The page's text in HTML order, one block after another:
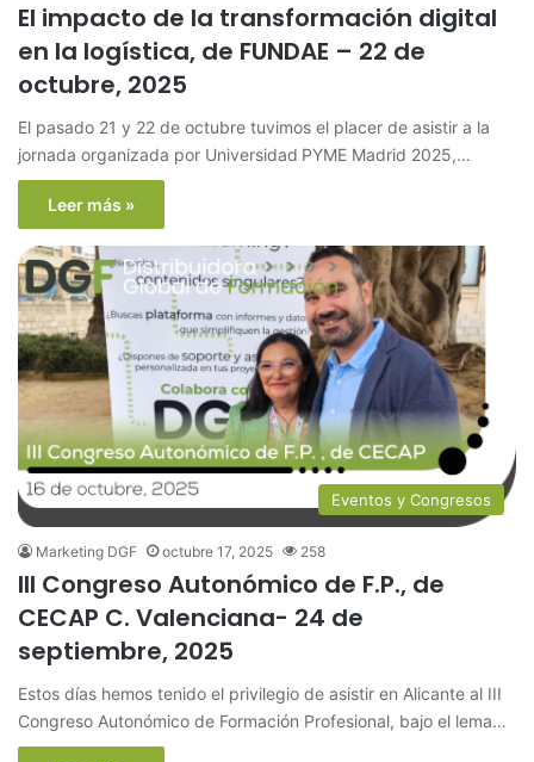
El impacto de la transformación digital
en la logística, de FUNDAE – 22 de
octubre, 2025
El pasado 21 y 22 de octubre tuvimos el placer de asistir a la
jornada organizada por Universidad PYME Madrid 2025,…
Leer más »
Eventos y Congresos
Marketing DGF octubre 17, 2025 258
III Congreso Autonómico de F.P., de
CECAP C. Valenciana- 24 de
septiembre, 2025
Estos días hemos tenido el privilegio de asistir en Alicante al III
Congreso Autonómico de Formación Profesional, bajo el lema…